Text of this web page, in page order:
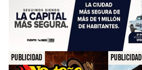
Publicidad Publicidad